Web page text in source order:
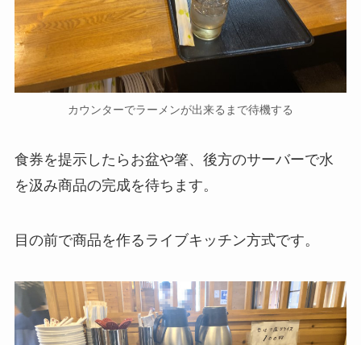
カウンターでラーメンが出来るまで待機する
食券を提示したらお盆や箸、後方のサーバーで水
を汲み商品の完成を待ちます。
目の前で商品を作るライブキッチン方式です。